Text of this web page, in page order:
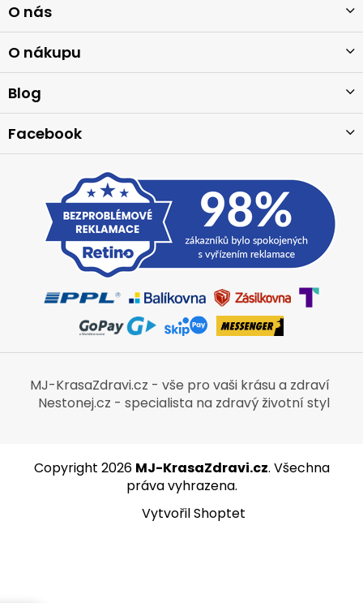
á
p
a
t
O nás
O nákupu
Blog
Facebook
MJ-KrasaZdravi.cz - vše pro vaši krásu a zdraví
Nestonej.cz - specialista na zdravý životní styl
Vytvořil Shoptet
Copyright 2026 MJ-KrasaZdravi.cz. Všechna
práva vyhrazena.